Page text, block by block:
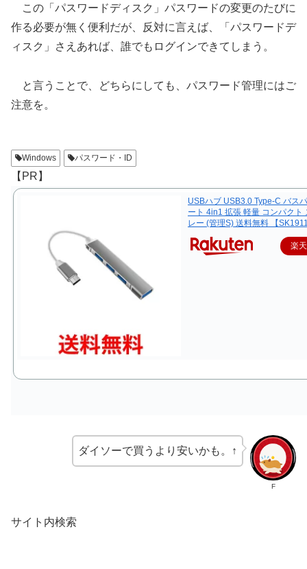
この「パスワードディスク」パスワードの変更のたびに
作る必要が無く便利だが、反対に言えば、「パスワードデ
ィスク」さえあれば、誰でもログインできてしまう。
と言うことで、どちらにしても、パスワード管理にはご
注意を。
Windows パスワード・ID
【PR】
USBハブ USB3.0 Type-C バス
ート 4in1 拡張 軽量 コンパクト
レー (管理S) 送料無料 【
楽
F
ダイソーで買うより安いかも。↑
サイト内検索